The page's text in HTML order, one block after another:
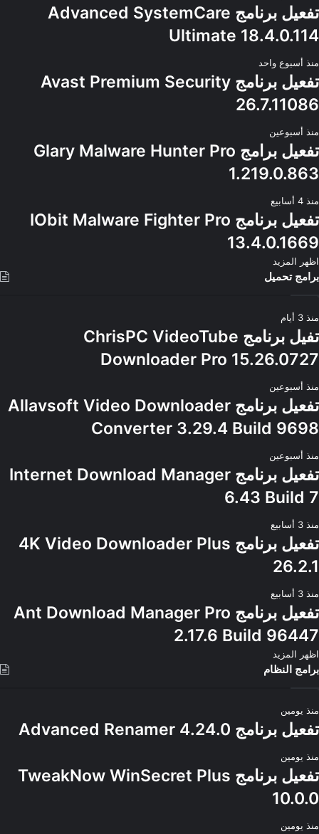
تفعيل برنامج Advanced SystemCare
Ultimate 18.4.0.114
منذ أسبوع واحد
تفعيل برنامج Avast Premium Security
26.7.11086
منذ أسبوعين
تفعيل برامج Glary Malware Hunter Pro
1.219.0.863
منذ 4 أسابيع
تفعيل برنامج IObit Malware Fighter Pro
13.4.0.1669
اظهر المزيد
برامج تحميل
منذ 3 أيام
تفيل برنامج ChrisPC VideoTube
Downloader Pro 15.26.0727
منذ أسبوعين
تفعيل برنامج Allavsoft Video Downloader
Converter 3.29.4 Build 9698
منذ أسبوعين
تفعيل برنامج Internet Download Manager
6.43 Build 7
منذ 3 أسابيع
تفعيل برنامج 4K Video Downloader Plus
26.2.1
منذ 3 أسابيع
تفعيل برنامج Ant Download Manager Pro
2.17.6 Build 96447
اظهر المزيد
برامج النظام
منذ يومين
تفعيل برنامج Advanced Renamer 4.24.0
منذ يومين
تفعيل برنامج TweakNow WinSecret Plus
10.0.0
منذ يومين